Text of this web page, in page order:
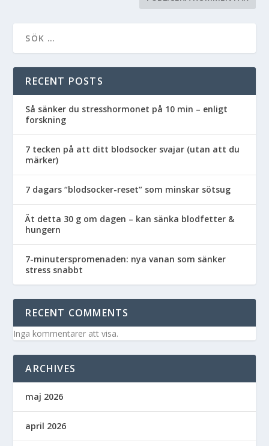
RECENT POSTS
Så sänker du stresshormonet på 10 min – enligt
forskning
7 tecken på att ditt blodsocker svajar (utan att du
märker)
7 dagars “blodsocker-reset” som minskar sötsug
Ät detta 30 g om dagen – kan sänka blodfetter &
hungern
7-minuterspromenaden: nya vanan som sänker
stress snabbt
RECENT COMMENTS
Inga kommentarer att visa.
ARCHIVES
maj 2026
april 2026